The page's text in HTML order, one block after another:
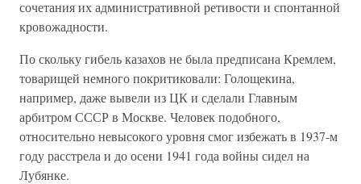
сочетания их административной ретивости и спонтанной
кровожадности.
По скольку гибель казахов не была предписана Кремлем,
товарищей немного покритиковали: Голощекина,
например, даже вывели из ЦК и сделали Главным
арбитром СССР в Москве. Человек подобного,
относительно невысокого уровня смог избежать в 1937-м
году расстрела и до осени 1941 года войны сидел на
Лубянке.